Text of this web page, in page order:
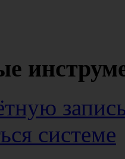
системе